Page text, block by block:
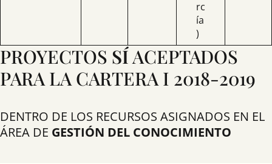
rc
ía
)
PROYECTOS SÍACEPTADOS
PARA LA CARTERA I 2018-2019
DENTRO DE LOS RECURSOS ASIGNADOS EN EL
ÁREA DE GESTIÓN DEL CONOCIMIENTO